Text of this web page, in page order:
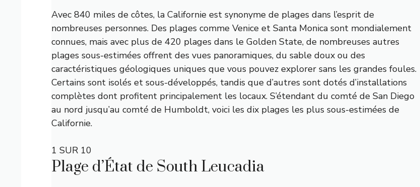
Avec 840 miles de côtes, la Californie est synonyme de plages dans l’esprit de
nombreuses personnes. Des plages comme Venice et Santa Monica sont mondialement
connues, mais avec plus de 420 plages dans le Golden State, de nombreuses autres
plages sous-estimées offrent des vues panoramiques, du sable doux ou des
caractéristiques géologiques uniques que vous pouvez explorer sans les grandes foules.
Certains sont isolés et sous-développés, tandis que d’autres sont dotés d’installations
complètes dont profitent principalement les locaux. S’étendant du comté de San Diego
au nord jusqu’au comté de Humboldt, voici les dix plages les plus sous-estimées de
Californie.
1 SUR 10
Plage d’État de South Leucadia